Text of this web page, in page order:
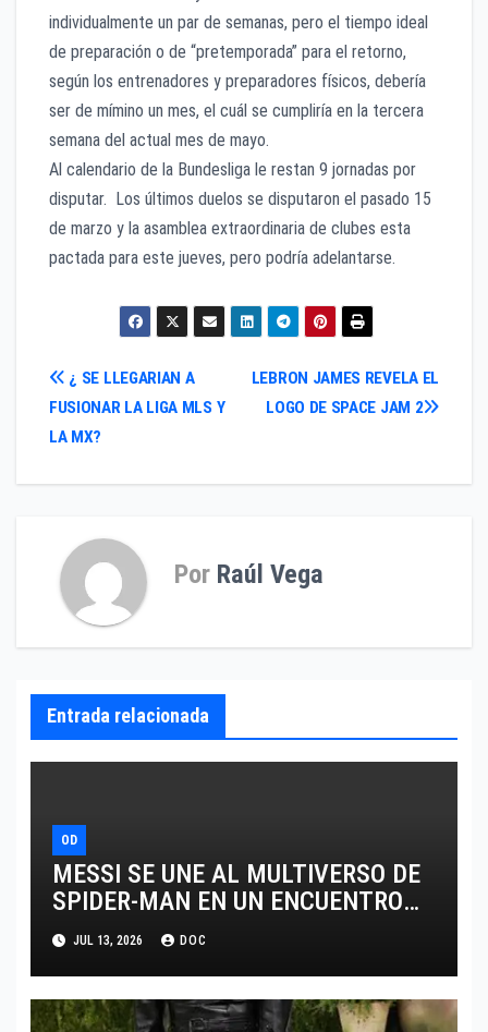
individualmente un par de semanas, pero el tiempo ideal
de preparación o de “pretemporada” para el retorno,
según los entrenadores y preparadores físicos, debería
ser de mímino un mes, el cuál se cumpliría en la tercera
semana del actual mes de mayo.
Al calendario de la Bundesliga le restan 9 jornadas por
disputar. Los últimos duelos se disputaron el pasado 15
de marzo y la asamblea extraordinaria de clubes esta
pactada para este jueves, pero podría adelantarse.
Navegación
de
entradas
LEBRON JAMES REVELA EL
LOGO DE SPACE JAM 2
¿ SE LLEGARIAN A
FUSIONAR LA LIGA MLS Y
LA MX?
Por Raúl Vega
Entrada relacionada
OD
MESSI SE UNE AL MULTIVERSO DE
SPIDER-MAN EN UN ENCUENTRO
QUE HACE HISTORIA
JUL 13, 2026 DOC